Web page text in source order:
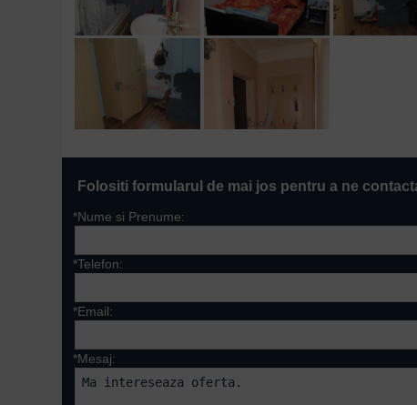
Folositi formularul de mai jos pentru a ne
*Nume si Prenume:
*Telefon:
*Email:
*Mesaj: